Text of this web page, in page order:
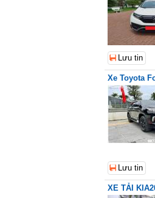
Lưu tin
Xe Toyota
Lưu tin
XE TẢI